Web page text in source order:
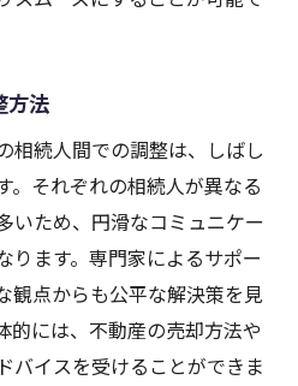
方法
相続人間での調整は、しばし
。それぞれの相続人が異なる
いため、円滑なコミュニケー
ります。専門家によるサポー
観点からも公平な解決策を見
的には、不動産の売却方法や
バイスを受けることができま